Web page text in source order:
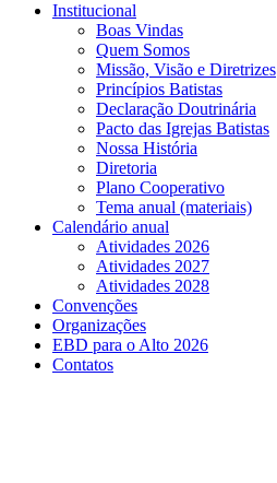
Institucional
Boas Vindas
Quem Somos
Missão, Visão e Diretrizes
Princípios Batistas
Declaração Doutrinária
Pacto das Igrejas Batistas
Nossa História
Diretoria
Plano Cooperativo
Tema anual (materiais)
Calendário anual
Atividades 2026
Atividades 2027
Atividades 2028
Convenções
Organizações
EBD para o Alto 2026
Contatos